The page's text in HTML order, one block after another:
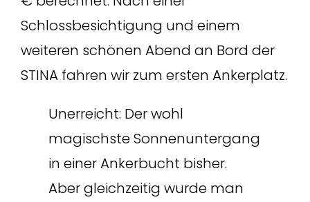
Schlossbesichtigung und einem
weiteren schönen Abend an Bord der
STINA fahren wir zum ersten Ankerplatz.
Unerreicht: Der wohl
magischste Sonnenuntergang
in einer Ankerbucht bisher.
Aber gleichzeitig wurde man